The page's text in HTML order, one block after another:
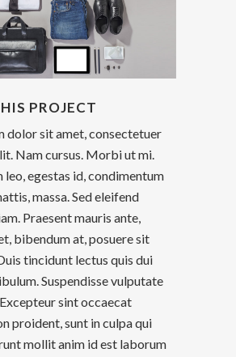
PROJECT
dolor sit amet, consectetuer
Nam cursus. Morbi ut mi.
leo, egestas id, condimentum
massa. Sed eleifend
Praesent mauris ante,
bibendum at, posuere sit
tincidunt lectus quis dui
Suspendisse vulputate
sint occaecat
proident, sunt in culpa qui
mollit anim id est laborum